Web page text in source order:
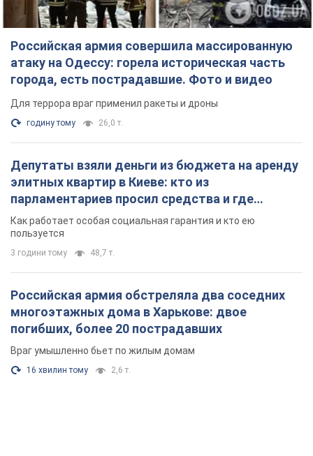
Российская армия совершила массированную
атаку на Одессу: горела историческая часть
города, есть пострадавшие. Фото и видео
Для террора враг применил ракеты и дроны
годину тому 26,0 т.
Депутаты взяли деньги из бюджета на аренду
элитных квартир в Киеве: кто из
парламентариев просил средства и где
поселился
Как работает особая социальная гарантия и кто ею
пользуется
3 години тому 48,7 т.
Российская армия обстреляла два соседних
многоэтажных дома в Харькове: двое
погибших, более 20 пострадавших
Враг умышленно бьет по жилым домам
16 хвилин тому 2,6 т.